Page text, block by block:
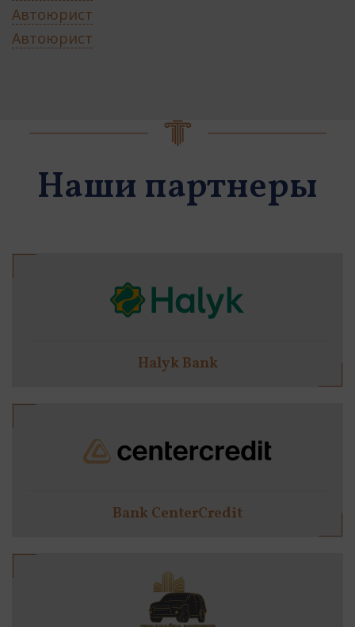
Автоюрист
Автоюрист
Наши партнеры
Halyk Bank
Bank CenterCredit